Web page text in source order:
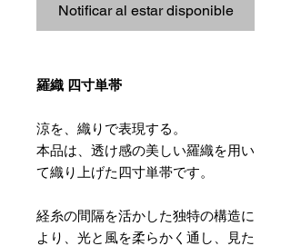
Notificar al estar disponible
羅織 四寸単帯
涼を、織りで表現する。
本品は、透け感の美しい羅織を用い
て織り上げた四寸単帯です。
経糸の間隔を活かした独特の構造に
より、光と風を柔らかく通し、見た